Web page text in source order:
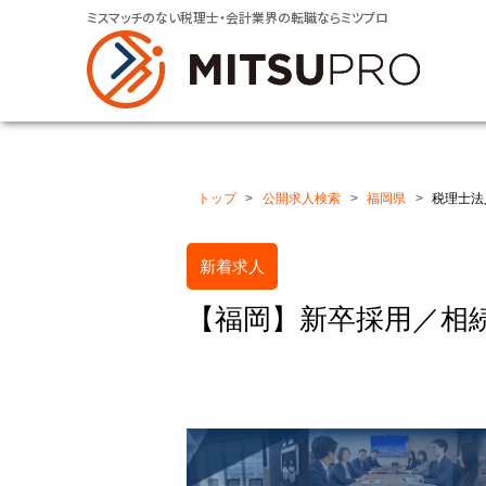
ミスマッチのない税理士・会計業界の転職ならミツプロ
トップ 公開求人検索 福岡県 税理士
新着求人
【福岡】新卒採用／